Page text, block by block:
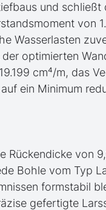
und
von
Wasserlasten
optimierten
cm⁴/m, das
ein Minimum
Rückendicke von
Bohle vom Typ
formstabil
gefertigte